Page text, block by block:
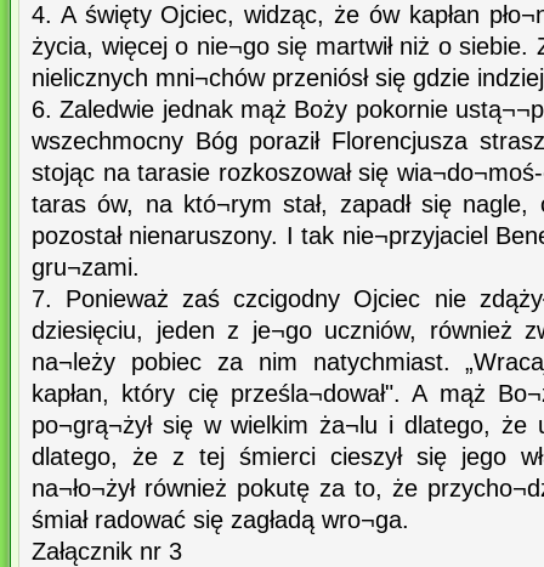
4. A święty Ojciec, widząc, że ów kapłan
życia, więcej o nie¬go się martwił niż o
nielicznych mni¬chów przeniósł się gdzie
6. Zaledwie jednak mąż Boży pokornie
wszechmocny Bóg poraził Florencjusza
stojąc na tarasie rozkoszował się
taras ów, na któ¬rym stał, zapadł się nagle,
pozostał nienaruszony. I tak nie¬przyjaciel
gru¬zami.
7. Ponieważ zaś czcigodny Ojciec nie
dziesięciu, jeden z je¬go uczniów, również
na¬leży pobiec za nim natychmiast.
kapłan, który cię prześla¬dował". A mąż
po¬grą¬żył się w wielkim ża¬lu i dlatego, że
dlatego, że z tej śmierci cieszył się jego
na¬ło¬żył również pokutę za to, że
śmiał radować się zagładą wro¬ga.
Załącznik nr 3